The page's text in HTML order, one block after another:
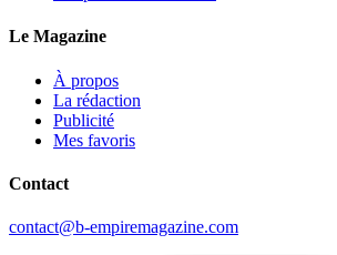
Le Magazine
À propos
La rédaction
Publicité
Mes favoris
Contact
contact@b-empiremagazine.com